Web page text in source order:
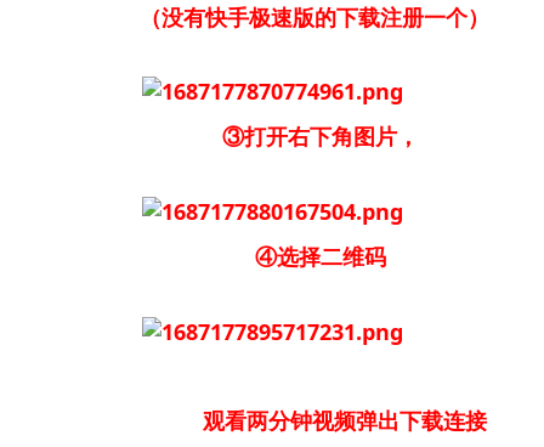
（没有快手极速版的下载注册一个）
③打开右下角图片，
④选择二维码
观看两分钟视频弹出下载连接